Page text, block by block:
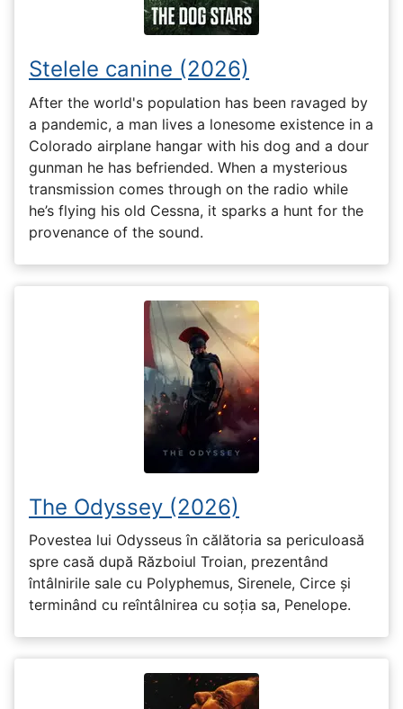
Stelele canine (2026)
After the world's population has been ravaged by
a pandemic, a man lives a lonesome existence in a
Colorado airplane hangar with his dog and a dour
gunman he has befriended. When a mysterious
transmission comes through on the radio while
he’s flying his old Cessna, it sparks a hunt for the
provenance of the sound.
The Odyssey (2026)
Povestea lui Odysseus în călătoria sa periculoasă
spre casă după Războiul Troian, prezentând
întâlnirile sale cu Polyphemus, Sirenele, Circe și
terminând cu reîntâlnirea cu soția sa, Penelope.